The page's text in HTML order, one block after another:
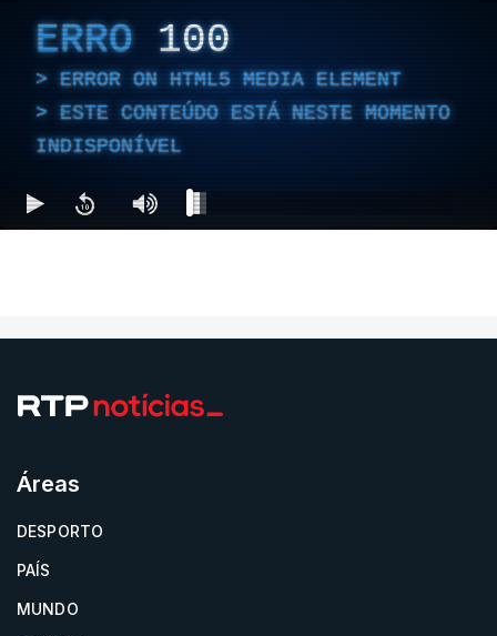
ERRO 100
ERROR ON HTML5 MEDIA ELEMENT
ESTE CONTEÚDO ESTÁ NESTE MOMENTO
INDISPONÍVEL
Áreas
DESPORTO
PAÍS
MUNDO